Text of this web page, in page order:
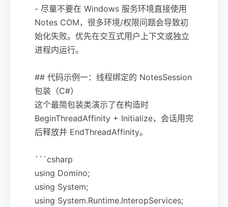
- 尽量不要在 Windows 服务环境直接使用
Notes COM，很多环境/权限问题会导致初
始化失败。优先在交互式用户上下文或独立
进程内运行。
## 代码示例一：线程绑定的 NotesSession
包装（C#）
这个最简包装类演示了在构造时
BeginThreadAffinity + Initialize，会话用完
后释放并 EndThreadAffinity。
```csharp
using Domino;
using System;
using System.Runtime.InteropServices;